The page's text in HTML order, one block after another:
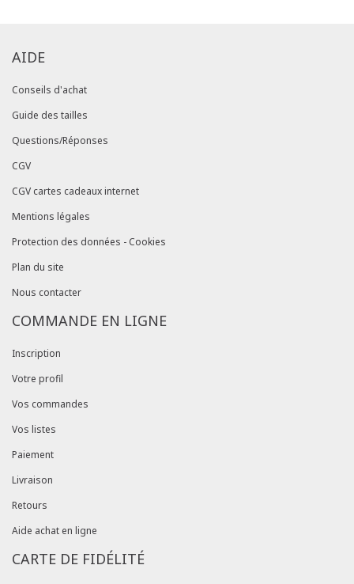
AIDE
Conseils d'achat
Guide des tailles
Questions/Réponses
CGV
CGV cartes cadeaux internet
Mentions légales
Protection des données - Cookies
Plan du site
Nous contacter
COMMANDE EN LIGNE
Inscription
Votre profil
Vos commandes
Vos listes
Paiement
Livraison
Retours
Aide achat en ligne
CARTE DE FIDÉLITÉ